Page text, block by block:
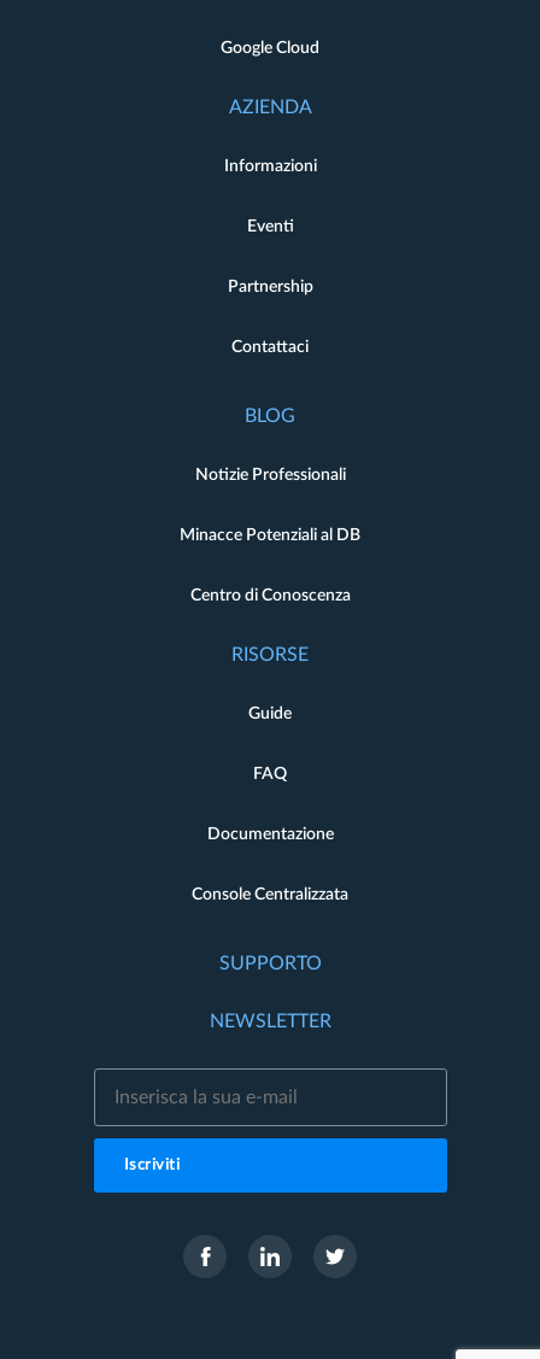
Google Cloud
AZIENDA
Informazioni
Eventi
Partnership
Contattaci
BLOG
Notizie Professionali
Minacce Potenziali al DB
Centro di Conoscenza
RISORSE
Guide
FAQ
Documentazione
Console Centralizzata
SUPPORTO
NEWSLETTER
Iscriviti